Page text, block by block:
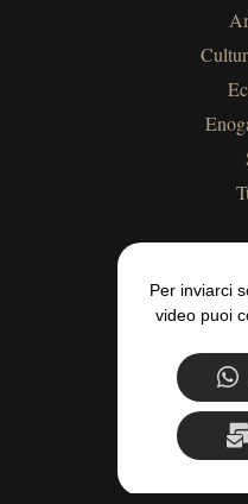
Per inviarci
video puoi